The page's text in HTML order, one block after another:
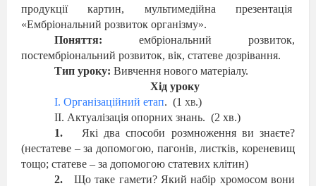
продукції картин, мультимедійна презентація
«Ембріональний розвиток організму».
Поняття: ембріональний розвиток,
постембріональний розвиток, вік, статеве дозрівання.
Тип уроку: Вивчення нового матеріалу.
Хід уроку
I. Організаційний етап. (1 хв.)
ІІ. Актуалізація опорних знань. (2 хв.)
Які два способи розмноження ви знаєте?
(нестатеве – за допомогою, пагонів, листків, кореневищ
тощо; статеве – за допомогою статевих клітин)
Що таке гамети? Який набір хромосом вони